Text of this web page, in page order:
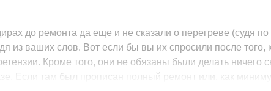
до ремонта да еще и не сказали о перегреве (судя по
из ваших слов. Вот если бы вы их спросили после того,
Кроме того, они не обязаны были делать ничего
Если там был прописан полный ремонт или, как